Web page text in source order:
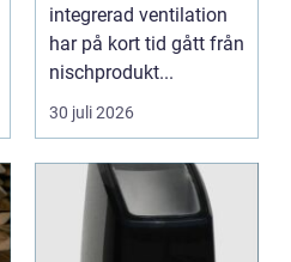
integrerad ventilation
har på kort tid gått från
nischprodukt...
30 juli 2026